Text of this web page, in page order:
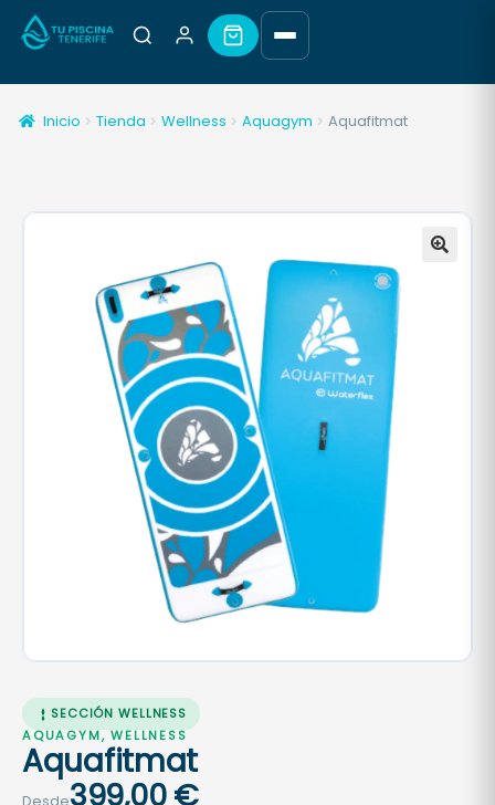
Inicio Tienda Wellness Aquagym Aquafitmat
SECCIÓN WELLNESS
AQUAGYM, WELLNESS
Aquafitmat
399,00€